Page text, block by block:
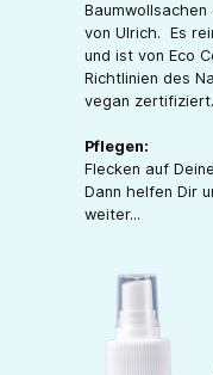
von Ulrich. Es
und ist von Eco
Richtlinien des
vegan zertifiziert.
Pflegen:
Flecken auf
Dann helfen Dir
weiter...